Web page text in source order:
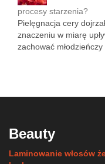
procesy starzenia?
Pielęgnacja cery
znaczeniu w miarę
zachować młodzieńczy
Beauty
Laminowanie włosów